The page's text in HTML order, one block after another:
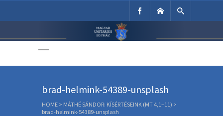
Unitárius Egyház
brad-helmink-54389-unsplash
HOME > MÁTHÉ SÁNDOR: KÍSÉRTÉSEINK (MT 4,1–11) >
brad-helmink-54389-unsplash